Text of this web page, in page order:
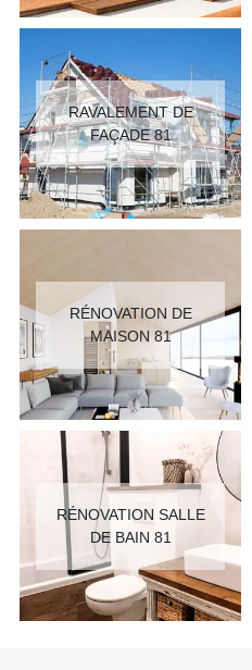
RAVALEMENT DE
FAÇADE 81
RÉNOVATION DE
MAISON 81
RÉNOVATION SALLE
DE BAIN 81